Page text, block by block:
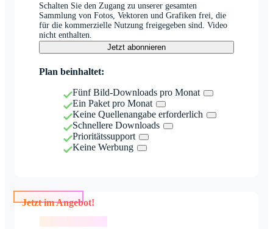
Schalten Sie den Zugang zu unserer gesamten
Sammlung von Fotos, Vektoren und Grafiken frei, die
für die kommerzielle Nutzung freigegeben sind. Video
nicht enthalten.
Jetzt abonnieren
Plan beinhaltet:
Fünf Bild-Downloads pro Monat
Ein Paket pro Monat
Keine Quellenangabe erforderlich
Schnellere Downloads
Prioritätssupport
Keine Werbung
Jetzt im Angebot!